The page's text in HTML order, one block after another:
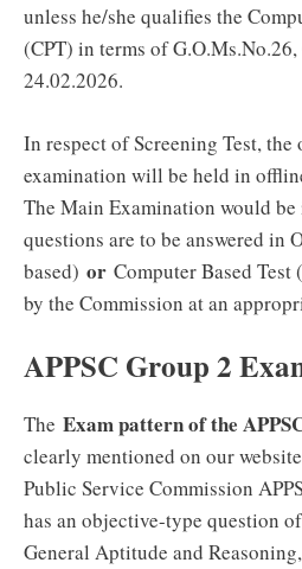
unless he/she qualifies the
(CPT) in terms of
24.02.2026.
In respect of Screening Test, the
examination will be held in
The Main Examination would
questions are to be answered in
based) or Computer Based Test
by the Commission at an
APPSC Group 2
The Exam pattern of the
clearly mentioned on our
Public Service Commission
has an objective-type question
General Aptitude and